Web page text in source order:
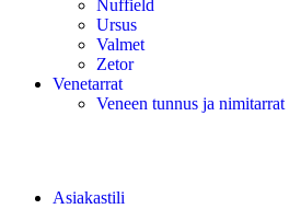
Nuffield
Ursus
Valmet
Zetor
Venetarrat
Veneen tunnus ja nimitarrat
Asiakastili